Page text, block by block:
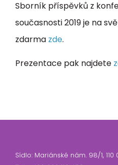
Sborník příspěvků z
současnosti 2019 je na
zdarma zde.
Prezentace pak najdete
Sídlo: Mariánské nám. 98/1, 110